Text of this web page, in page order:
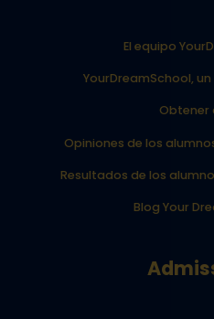
El equipo
YourDreamSchool,
Obtener
Opiniones de los
Resultados de los
Blog Your